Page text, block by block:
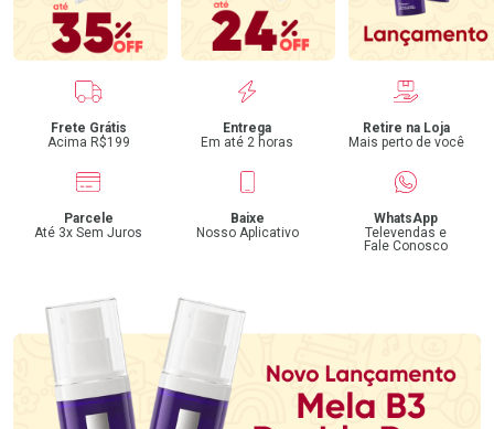
Benefícios
Frete Grátis
Acima R$199
Entrega
Em até 2 horas
Retire na Loja
Mais perto de você
Parcele
Até 3x Sem Juros
Baixe
Nosso Aplicativo
WhatsApp
Televendas e
Fale Conosco